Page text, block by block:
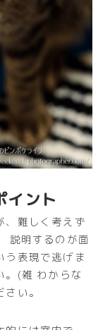
イント
、難しく考えず
説明するのが面
う表現で逃げま
。(雑 わからな
い。